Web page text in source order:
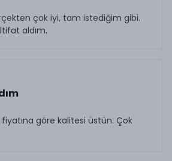
çok iyi, tam istediğim gibi.
aldım.
göre kalitesi üstün. Çok